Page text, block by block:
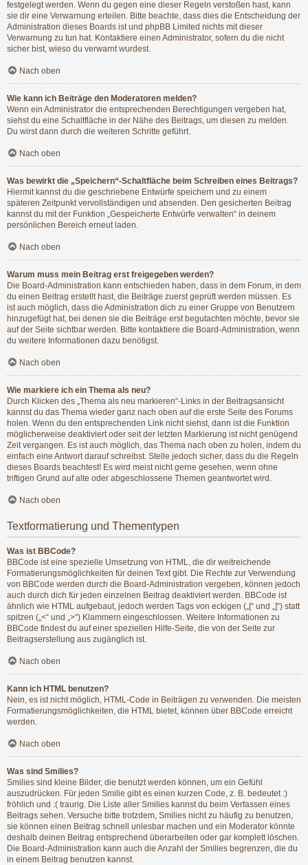
festgelegt werden. Wenn du gegen eine dieser Regeln verstoßen hast, kann
sie dir eine Verwarnung erteilen. Bitte beachte, dass dies die Entscheidung der
Administration dieses Boards ist und phpBB Limited nichts mit dieser
Verwarnung zu tun hat. Kontaktiere einen Administrator, sofern du die nicht
sicher bist, wieso du verwarnt wurdest.
Nach oben
Wie kann ich Beiträge den Moderatoren melden?
Wenn ein Administrator die entsprechenden Berechtigungen vergeben hat,
siehst du eine Schaltfläche in der Nähe des Beitrags, um diesen zu melden.
Du wirst dann durch die weiteren Schritte geführt.
Nach oben
Was bewirkt die „Speichern“-Schaltfläche beim Schreiben eines Beitrags?
Hiermit kannst du die geschriebene Entwürfe speichern und zu einem
späteren Zeitpunkt vervollständigen und absenden. Den gesicherten Beitrag
kannst du mit der Funktion „Gespeicherte Entwürfe verwalten“ in deinem
persönlichen Bereich erneut laden.
Nach oben
Warum muss mein Beitrag erst freigegeben werden?
Die Board-Administration kann entschieden haben, dass in dem Forum, in dem
du einen Beitrag erstellt hast, die Beiträge zuerst geprüft werden müssen. Es
ist auch möglich, dass die Administration dich zu einer Gruppe von Benutzern
hinzugefügt hat, bei denen sie die Beiträge erst begutachten möchte, bevor sie
auf der Seite sichtbar werden. Bitte kontaktiere die Board-Administration, wenn
du weitere Informationen dazu benötigst.
Nach oben
Wie markiere ich ein Thema als neu?
Durch Klicken des „Thema als neu markieren“-Links in der Beitragsansicht
kannst du das Thema wieder ganz nach oben auf die erste Seite des Forums
holen. Wenn du den entsprechenden Link nicht siehst, dann ist die Funktion
möglicherweise deaktiviert oder seit der letzten Markierung ist nicht genügend
Zeit vergangen. Es ist auch möglich, das Thema nach oben zu holen, indem du
einfach eine Antwort darauf schreibst. Stelle jedoch sicher, dass du die Regeln
dieses Boards beachtest! Es wird meist nicht gerne gesehen, wenn ohne
triftigen Grund auf alte oder abgeschlossene Themen geantwortet wird.
Nach oben
Textformatierung und Thementypen
Was ist BBCode?
BBCode ist eine spezielle Umsetzung von HTML, die dir weitreichende
Formatierungsmöglichkeiten für deinen Text gibt. Die Rechte zur Verwendung
von BBCode werden durch die Board-Administration vergeben, können jedoch
auch durch dich für jeden einzelnen Beitrag deaktiviert werden. BBCode ist
ähnlich wie HTML aufgebaut, jedoch werden Tags von eckigen („[“ und „]“) statt
spitzen („<“ und „>“) Klammern eingeschlossen. Weitere Informationen zu
BBCode findest du auf einer speziellen Hilfe-Seite, die von der Seite zur
Beitragserstellung aus zugänglich ist.
Nach oben
Kann ich HTML benutzen?
Nein, es ist nicht möglich, HTML-Code in Beiträgen zu verwenden. Die meisten
Formatierungsmöglichkeiten, die HTML bietet, können über BBCode erreicht
werden.
Nach oben
Was sind Smilies?
Smilies sind kleine Bilder, die benutzt werden können, um ein Gefühl
auszudrücken. Für jeden Smilie gibt es einen kurzen Code, z. B. bedeutet :)
fröhlich und :( traurig. Die Liste aller Smilies kannst du beim Verfassen eines
Beitrags sehen. Versuche bitte trotzdem, Smilies nicht zu häufig zu benutzen,
sie können einen Beitrag schnell unlesbar machen und ein Moderator könnte
deshalb deinen Beitrag entsprechend überarbeiten oder gar komplett löschen.
Die Board-Administration kann auch die Anzahl der Smilies begrenzen, die du
in einem Beitrag benutzen kannst.